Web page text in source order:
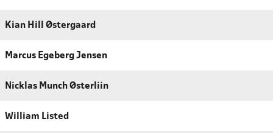
Kian Hill Østergaard
Marcus Egeberg Jensen
Nicklas Munch Østerliin
William Listed